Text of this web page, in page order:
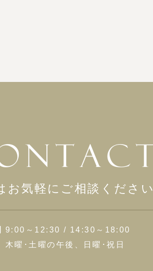
お気軽にご相談ください
9:00～12:30 / 14:30～18:00
木曜･土曜の午後、日曜･祝日